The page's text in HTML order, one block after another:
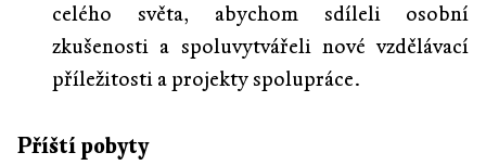
celého světa, abychom sdíleli osobní
zkušenosti a spoluvytvářeli nové vzdělávací
příležitosti a projekty spolupráce.
Příští pobyty